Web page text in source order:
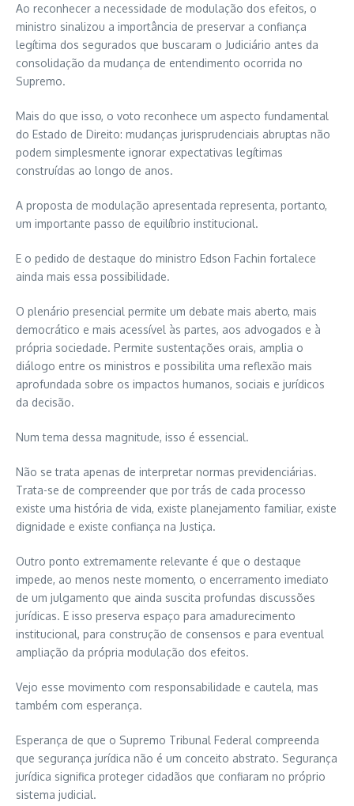
Ao reconhecer a necessidade de modulação dos efeitos, o
ministro sinalizou a importância de preservar a confiança
legítima dos segurados que buscaram o Judiciário antes da
consolidação da mudança de entendimento ocorrida no
Supremo.
Mais do que isso, o voto reconhece um aspecto fundamental
do Estado de Direito: mudanças jurisprudenciais abruptas não
podem simplesmente ignorar expectativas legítimas
construídas ao longo de anos.
A proposta de modulação apresentada representa, portanto,
um importante passo de equilíbrio institucional.
E o pedido de destaque do ministro Edson Fachin fortalece
ainda mais essa possibilidade.
O plenário presencial permite um debate mais aberto, mais
democrático e mais acessível às partes, aos advogados e à
própria sociedade. Permite sustentações orais, amplia o
diálogo entre os ministros e possibilita uma reflexão mais
aprofundada sobre os impactos humanos, sociais e jurídicos
da decisão.
Num tema dessa magnitude, isso é essencial.
Não se trata apenas de interpretar normas previdenciárias.
Trata-se de compreender que por trás de cada processo
existe uma história de vida, existe planejamento familiar, existe
dignidade e existe confiança na Justiça.
Outro ponto extremamente relevante é que o destaque
impede, ao menos neste momento, o encerramento imediato
de um julgamento que ainda suscita profundas discussões
jurídicas. E isso preserva espaço para amadurecimento
institucional, para construção de consensos e para eventual
ampliação da própria modulação dos efeitos.
Vejo esse movimento com responsabilidade e cautela, mas
também com esperança.
Esperança de que o Supremo Tribunal Federal compreenda
que segurança jurídica não é um conceito abstrato. Segurança
jurídica significa proteger cidadãos que confiaram no próprio
sistema judicial.